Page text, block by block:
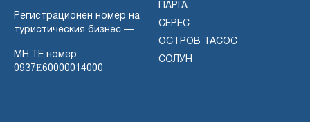
Регистрационен номер на
туристическия бизнес —
MH.TE номер
0937Ε60000014000
ПАРГА
СЕРЕС
ОСТРОВ ТАСОС
СОЛУН